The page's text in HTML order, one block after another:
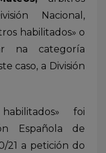
Nacional,
habilitados» o
na categoría
caso, a División
foi
Española de
21 a petición do